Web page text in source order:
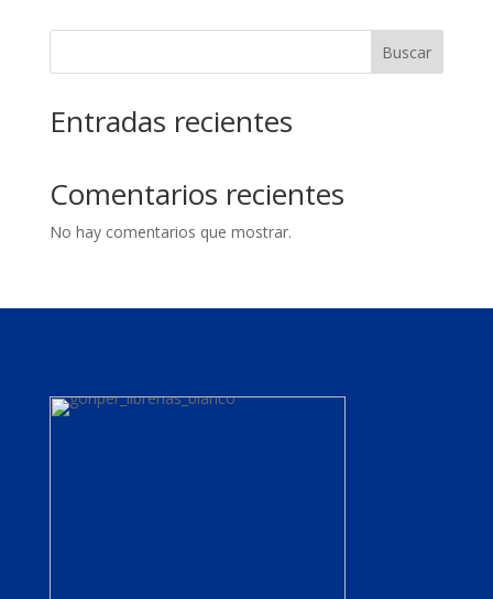
Buscar
Entradas recientes
Comentarios recientes
No hay comentarios que mostrar.